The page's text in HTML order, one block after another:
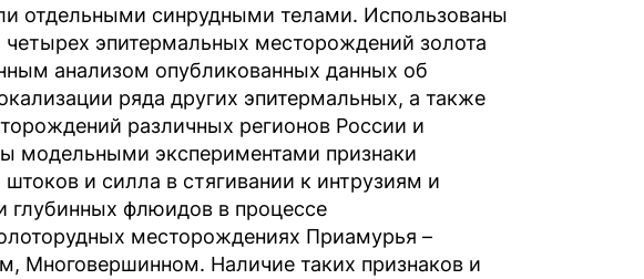
отдельными синрудными телами. Использованы
эпитермальных месторождений золота
анализом опубликованных данных об
ряда других эпитермальных, а также
различных регионов России и
модельными экспериментами признаки
и силла в стягивании к интрузиям и
глубинных флюидов в процессе
месторождениях Приамурья –
Многовершинном. Наличие таких признаков и